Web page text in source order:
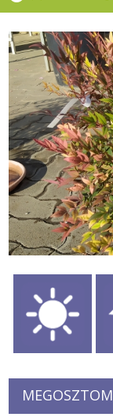
MEGOSZTOM